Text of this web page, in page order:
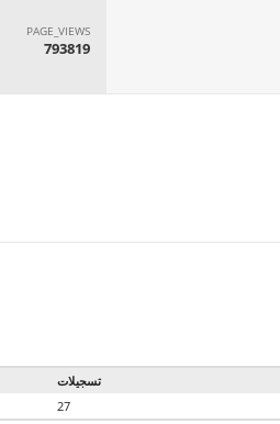
PAGE_VIEWS
793819
تسجيلات
27